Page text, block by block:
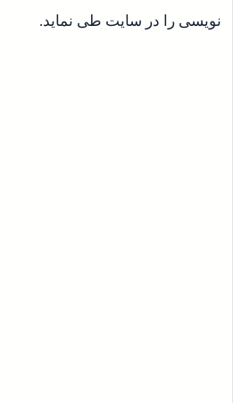
نویسی را در سایت طی نماید.